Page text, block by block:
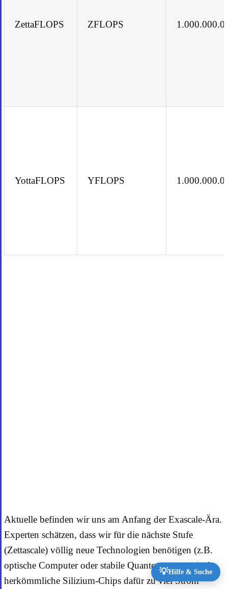
ZettaFLOPS ZFLOPS
YottaFLOPS YFLOPS
Aktuelle befinden wir uns am Anfang der Exascale-Ära.
Experten schätzen, dass wir für die nächste Stufe
(Zettascale) völlig neue Technologien benötigen (z.B.
optische Computer oder stabile Quantencomputer), da
herkömmliche Silizium-Chips dafür zu viel Strom
💡Hilfe & Suche